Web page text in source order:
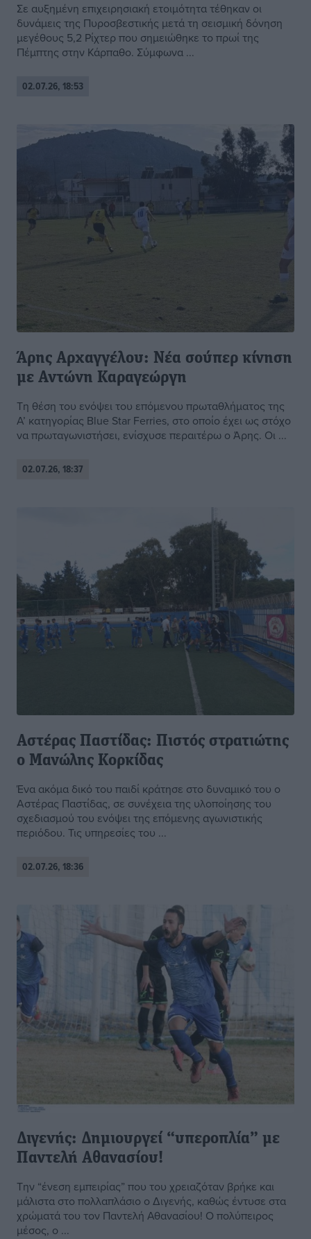
Σε αυξημένη επιχειρησιακή ετοιμότητα τέθηκαν οι
δυνάμεις της Πυροσβεστικής μετά τη σεισμική δόνηση
μεγέθους 5,2 Ρίχτερ που σημειώθηκε το πρωί της
Πέμπτης στην Κάρπαθο. Σύμφωνα ...
02.07.26, 18:53
Άρης Αρχαγγέλου: Νέα σούπερ κίνηση
με Αντώνη Καραγεώργη
Τη θέση του ενόψει του επόμενου πρωταθλήματος της
Α’ κατηγορίας Blue Star Ferries, στο οποίο έχει ως στόχο
να πρωταγωνιστήσει, ενίσχυσε περαιτέρω ο Άρης. Οι ...
02.07.26, 18:37
Αστέρας Παστίδας: Πιστός στρατιώτης
ο Μανώλης Κορκίδας
Ένα ακόμα δικό του παιδί κράτησε στο δυναμικό του ο
Αστέρας Παστίδας, σε συνέχεια της υλοποίησης του
σχεδιασμού του ενόψει της επόμενης αγωνιστικής
περιόδου. Τις υπηρεσίες του ...
02.07.26, 18:36
Διγενής: Δημιουργεί “υπεροπλία” με
Παντελή Αθανασίου!
Την “ένεση εμπειρίας” που του χρειαζόταν βρήκε και
μάλιστα στο πολλαπλάσιο ο Διγενής, καθώς έντυσε στα
χρώματά του τον Παντελή Αθανασίου! Ο πολύπειρος
μέσος, ο ...